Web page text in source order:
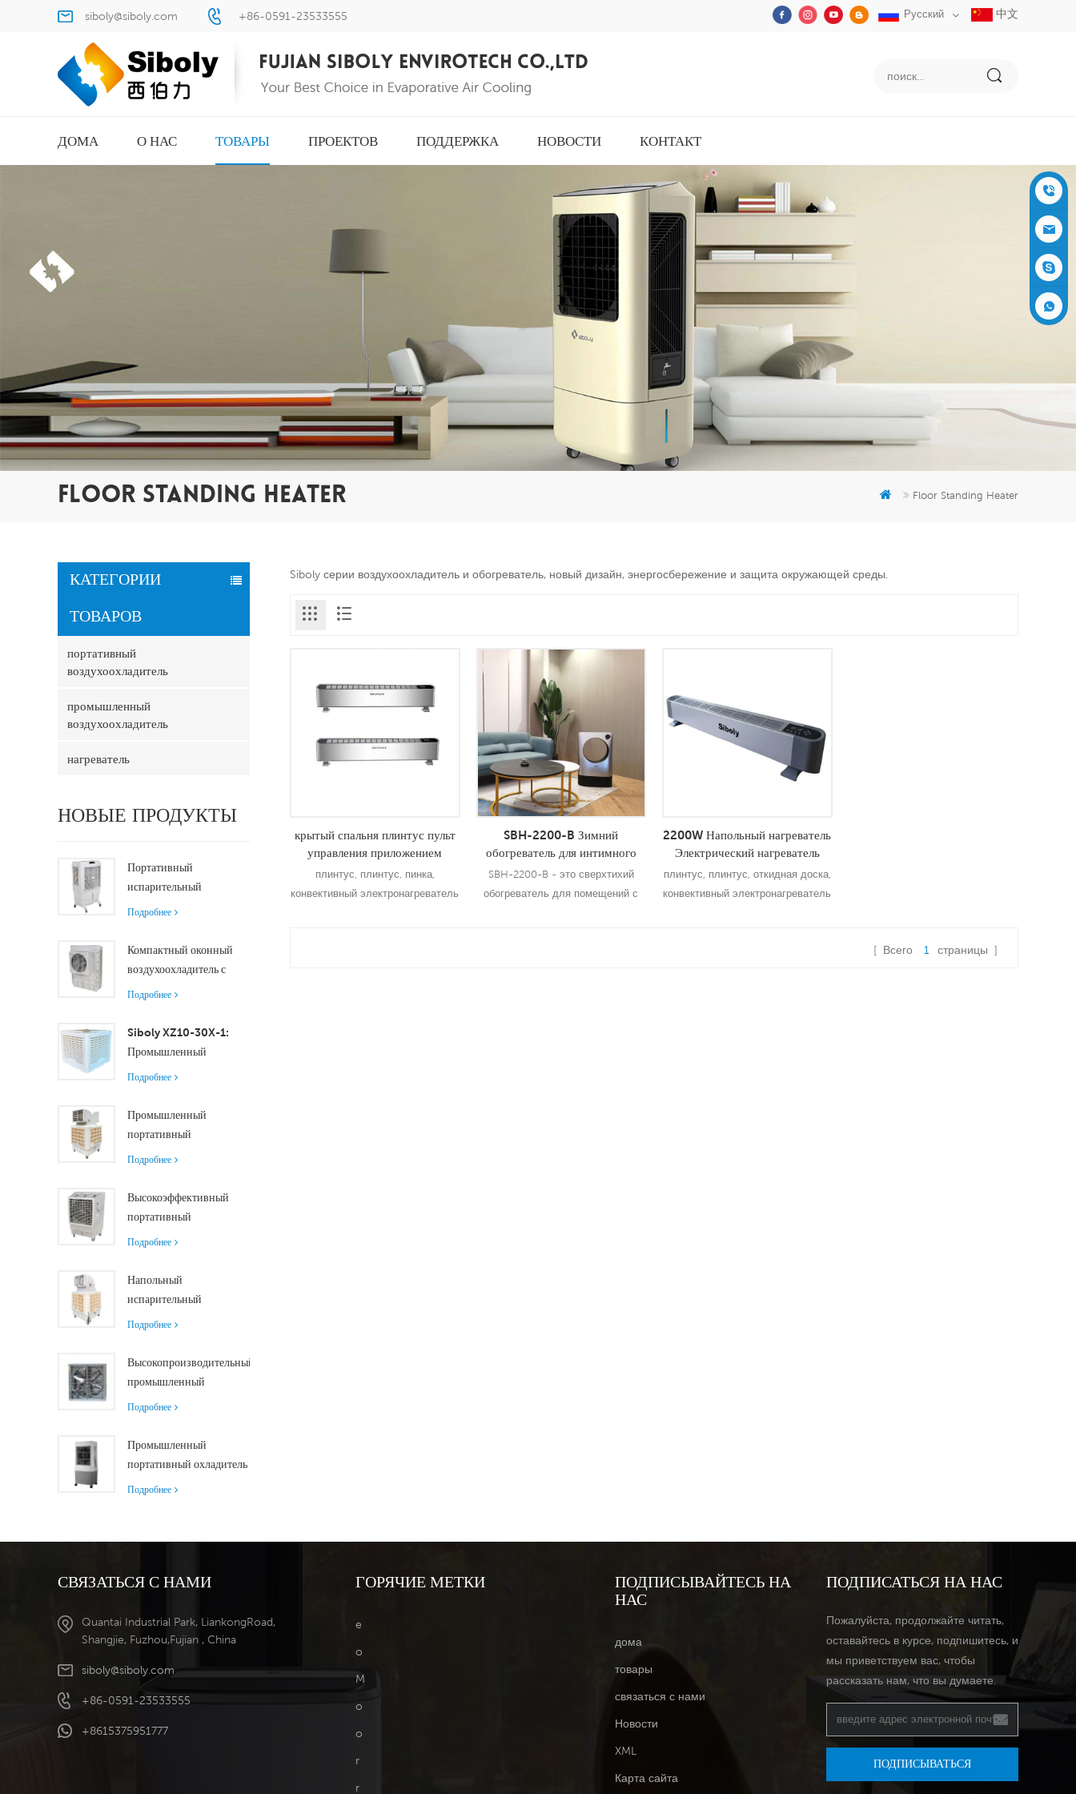
siboly@siboly.com +86-0591-23533555 Русский 中文
ДОМА О НАС ТОВАРЫ ПРОЕКТОВ ПОДДЕРЖКА НОВОСТИ КОНТАКТ
FLOOR STANDING HEATER Floor Standing Heater
КАТЕГОРИИ
ТОВАРОВ
портативный
воздухоохладитель
промышленный
воздухоохладитель
нагреватель
НОВЫЕ ПРОДУКТЫ
Портативный
испарительный
воздухоохладитель
8000 м³/ч с
Подробнее
Компактный оконный
воздухоохладитель с
осевым двигателем
эффективное
охлаждение помещений
размера.
Подробнее
Siboly XZ10-30X-1:
Промышленный
испарительный
производительностью
30000 м³/ч
Подробнее
Промышленный
портативный
воздухоохладитель
18000 м³/ч с
дистанционным
охлаждения больших
Подробнее
Высокоэффективный
портативный
испарительный
производительностью
управлением
Подробнее
Напольный
испарительный
воздухоохладитель с
дистанционным
18000 м³/ч
Подробнее
Высокопроизводительный
промышленный
вытяжной вентилятор с
000 м³/ч для
превосходной
Подробнее
Промышленный
портативный охладитель
воздуха Siboly 4000
Высокоэффективное
Подробнее
Siboly серии воздухоохладитель и обогреватель, новый дизайн, энергосбережение и защита окружающей среды.
крытый спальня плинтус пульт
управления приложением
электрический обогреватель
плинтус, плинтус, пинка,
конвективный электронагреватель
SBH-2200-B Зимний
обогреватель для интимного
дизайна Сверхтихий
обогреватель для помещений,
SBH-2200-B - это сверхтихий
обогреватель для помещений с
2200W Напольный нагреватель
Электрический нагреватель
базовой платы
плинтус, плинтус, откидная доска,
конвективный электронагреватель
[ Всего 1 страницы ]
СВЯЗАТЬСЯ С НАМИ
Quantai Industrial Park, LiankongRoad,
Shangjie, Fuzhou,Fujian , China
siboly@siboly.com
+86-0591-23533555
+8615375951777
ГОРЯЧИЕ МЕТКИ
e
o
M
o
o
r
r
ПОДПИСЫВАЙТЕСЬ НА
НАС
дома
товары
связаться с нами
Новости
XML
Карта сайта
ПОДПИСАТЬСЯ НА НАС
Пожалуйста, продолжайте читать,
оставайтесь в курсе, подпишитесь, и
мы приветствуем вас, чтобы
рассказать нам, что вы думаете.
ПОДПИСЫВАТЬСЯ
+86-05
91-2353
3555
siboly@s
iboly.co
evaporat
er
5951777